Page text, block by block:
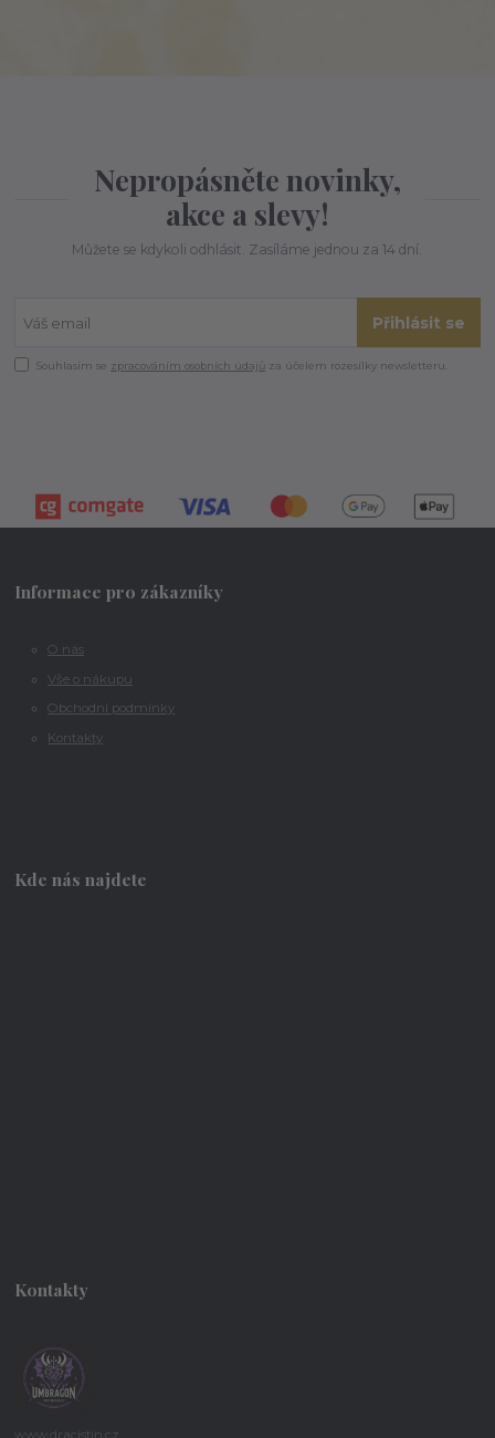
Nepropásněte novinky,
akce a slevy!
Můžete se kdykoli odhlásit. Zasíláme jednou za 14 dní.
Přihlásit se
Souhlasím se zpracováním osobních údajů za účelem rozesílky newsletteru.
Informace pro zákazníky
O nás
Vše o nákupu
Obchodní podmínky
Kontakty
Kde nás najdete
Kontakty
www.dracistin.cz